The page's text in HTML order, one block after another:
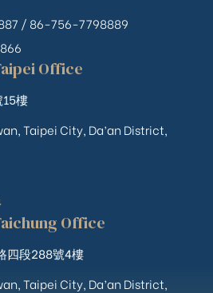
/ 86-756-7798889
Office
樓
Taipei City, Da’an District,
Office
四段288號4樓
Taipei City, Da’an District,